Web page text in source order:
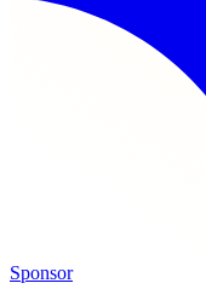
Sponsor